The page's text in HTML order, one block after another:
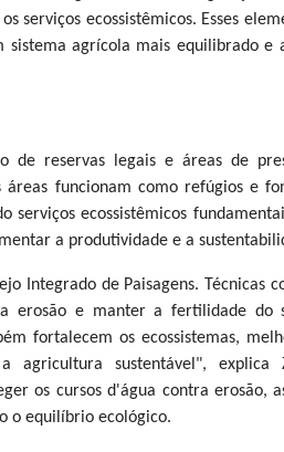
serviços ecossistêmicos. Esses
agrícola mais equilibrado e
reservas legais e áreas de
áreas funcionam como refúgios e
serviços ecossistêmicos
a produtividade e a
Integrado de Paisagens. Técnicas
erosão e manter a fertilidade do
fortalecem os ecossistemas,
agricultura sustentável",
os cursos d'água contra erosão,
o equilíbrio ecológico.